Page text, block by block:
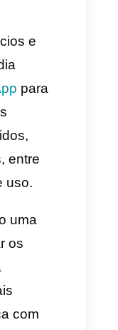
uso?
e
seus
pedidos,
entre